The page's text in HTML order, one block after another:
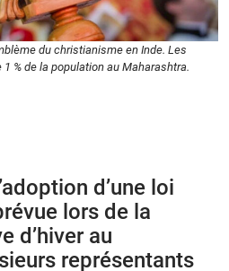
du christianisme en Inde. Les
% de la population au Maharashtra.
d’une loi
lors de la
d’hiver au
représentants